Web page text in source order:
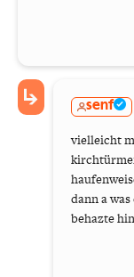
senf
vielleicht
dann a
behazte